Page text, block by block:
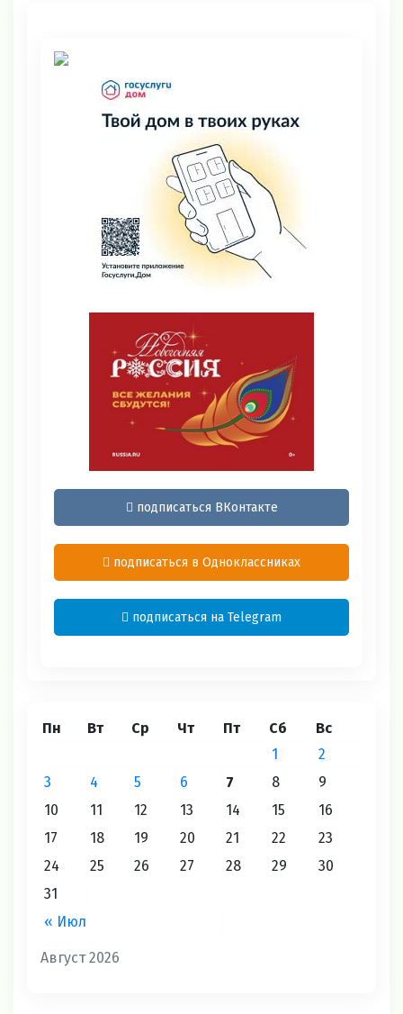
подписаться ВКонтакте
подписаться в Одноклассниках
подписаться на Telegram
Август 2026
Пн Вт Ср Чт Пт Сб Вс
« Июл
1
2
3
4 5 6 7 8
9
10
11 12 13 14 15
16
17
18 19 20 21 22
23
24
25 26 27 28 29
30
31